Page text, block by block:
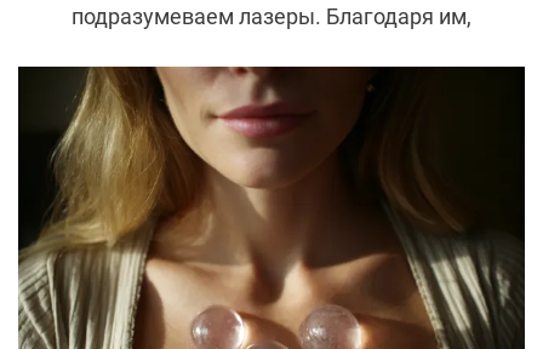
подразумеваем лазеры. Благодаря им,
которой раньше могли только мечтать.
Пигментация, сосудистые звездочки,
шрамы — все это больше не проблема. Но
новые лазеры пошли еще дальше. Теперь
они не просто выравнивают кожу, но и
эффективно ее омолаживают. Один из
таких аппаратов — Fotona 4D.
Поговаривают, результат заметен после
первого сеанса и сравним с пластической